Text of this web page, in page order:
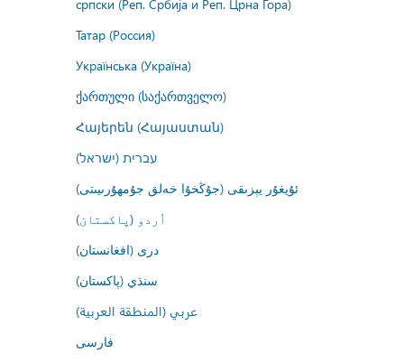
српски (Реп. Србија и Реп. Црна Гора)
Татар (Россия)
Українська (Україна)
ქართული (საქართველო)
Հայերեն (Հայաստան)
עברית (ישראל)
ئۇيغۇر يېزىقى (جۇڭخۇا خەلق جۇمھۇرىيىتى)
اُردو (پاکستان)
درى (افغانستان)
سنڌي (پاکستان)
عربي (المنطقة العربية)
فارسى